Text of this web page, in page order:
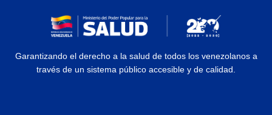
Garantizando el derecho a la salud de todos los venezolanos a
través de un sistema público accesible y de calidad.